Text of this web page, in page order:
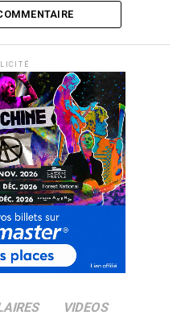
VIDEOS